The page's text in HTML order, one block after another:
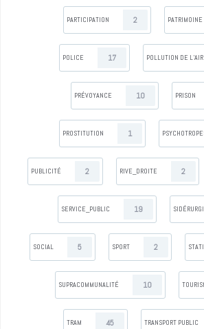
PARTICIPATION 2 PATRIMOINE
POLICE 17 POLLUTION DE L’AIR
PRÉVOYANCE 10 PRISON
PROSTITUTION 1
PUBLICITÉ 2 RIVE_DROITE 2
SERVICE_PUBLIC 19
SOCIAL 5 SPORT 2
SUPRACOMMUNALITÉ 10
TRAM 45 TRANSPORT PUBLIC